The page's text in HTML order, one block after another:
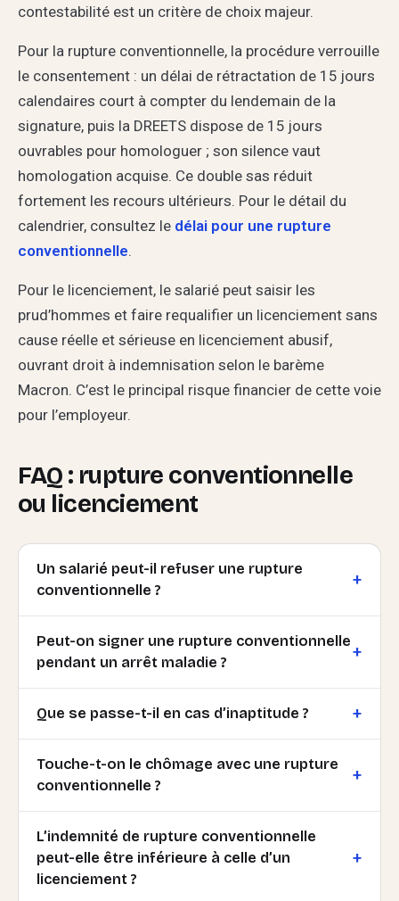
contestabilité est un critère de choix majeur.
Pour la rupture conventionnelle, la procédure verrouille
le consentement : un délai de rétractation de 15 jours
calendaires court à compter du lendemain de la
signature, puis la DREETS dispose de 15 jours
ouvrables pour homologuer ; son silence vaut
homologation acquise. Ce double sas réduit
fortement les recours ultérieurs. Pour le détail du
calendrier, consultez le délai pour une rupture
conventionnelle.
Pour le licenciement, le salarié peut saisir les
prud’hommes et faire requalifier un licenciement sans
cause réelle et sérieuse en licenciement abusif,
ouvrant droit à indemnisation selon le barème
Macron. C’est le principal risque financier de cette voie
pour l’employeur.
FAQ : rupture conventionnelle
ou licenciement
Un salarié peut-il refuser une rupture
conventionnelle ?
Peut-on signer une rupture conventionnelle
pendant un arrêt maladie ?
Que se passe-t-il en cas d’inaptitude ?
Touche-t-on le chômage avec une rupture
conventionnelle ?
L’indemnité de rupture conventionnelle
peut-elle être inférieure à celle d’un
licenciement ?